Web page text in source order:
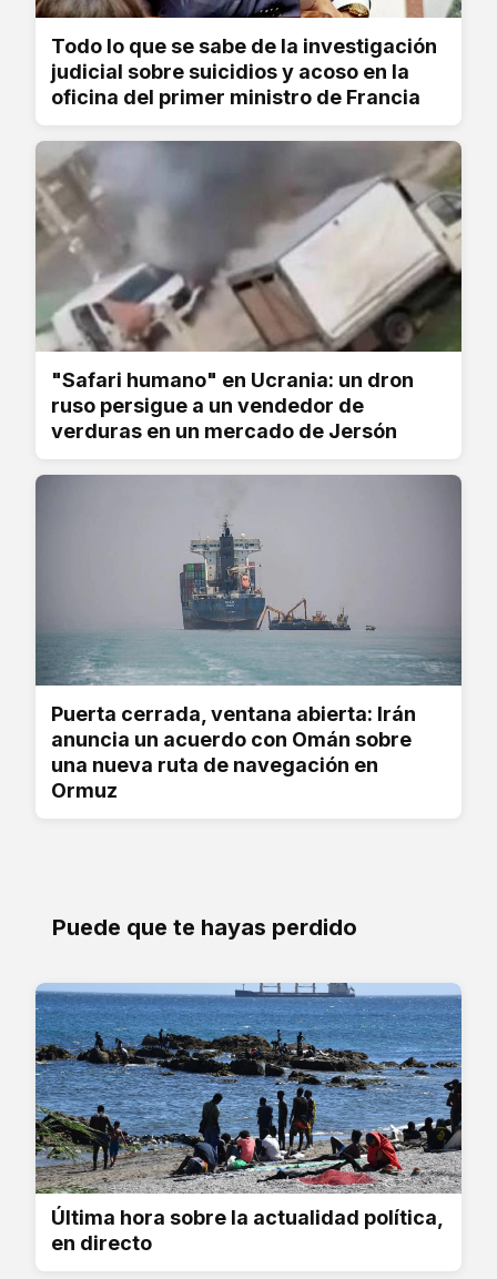
Todo lo que se sabe de la investigación
judicial sobre suicidios y acoso en la
oficina del primer ministro de Francia
"Safari humano" en Ucrania: un dron
ruso persigue a un vendedor de
verduras en un mercado de Jersón
Puerta cerrada, ventana abierta: Irán
anuncia un acuerdo con Omán sobre
una nueva ruta de navegación en
Ormuz
Puede que te hayas perdido
Última hora sobre la actualidad política,
en directo